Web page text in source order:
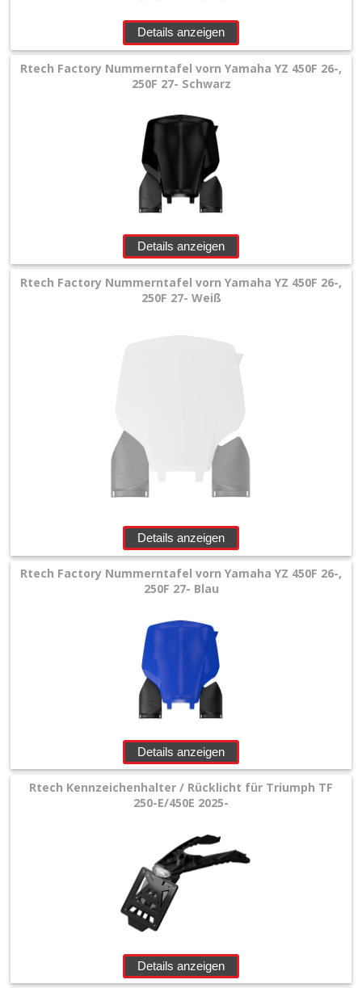
Details anzeigen
Rtech Factory Nummerntafel vorn Yamaha YZ 450F 26-,
250F 27- Schwarz
Details anzeigen
Rtech Factory Nummerntafel vorn Yamaha YZ 450F 26-,
250F 27- Weiß
Details anzeigen
Rtech Factory Nummerntafel vorn Yamaha YZ 450F 26-,
250F 27- Blau
Details anzeigen
Rtech Kennzeichenhalter / Rücklicht für Triumph TF
250-E/450E 2025-
Details anzeigen